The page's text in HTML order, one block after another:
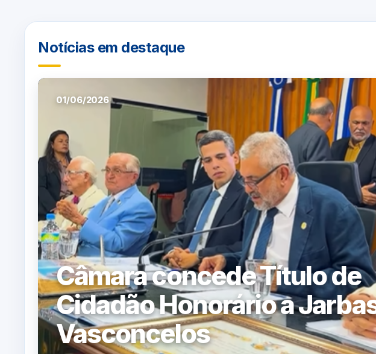
Notícias em destaque
01/06/2026
Câmara concede Título de
Cidadão Honorário a
Vasconcelos